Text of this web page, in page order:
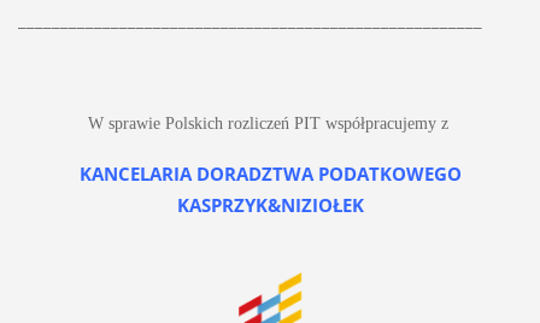
W sprawie Polskich rozliczeń PIT współpracujemy z
KANCELARIA DORADZTWA PODATKOWEGO
KASPRZYK&NIZIOŁEK